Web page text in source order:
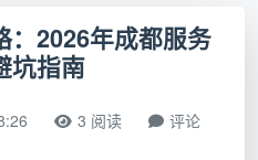
：2026年成都服务
坑指南
3 阅读 评论